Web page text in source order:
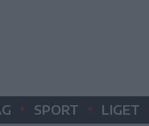
• SPORT • LIGET